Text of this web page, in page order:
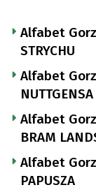
Alfabet
STRYCHU
Alfabet
NUTTGENSA
Alfabet
BRAM
Alfabet
PAPUSZA